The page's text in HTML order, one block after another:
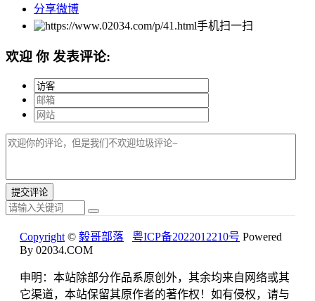
分享微博
手机扫一扫
欢迎 你 发表评论:
Copyright © 毅哥部落 粤ICP备2022012210号 Powered
By 02034.COM
申明：本站除部分作品系原创外，其余均来自网络或其
它渠道，本站保留其原作者的著作权！如有侵权，请与